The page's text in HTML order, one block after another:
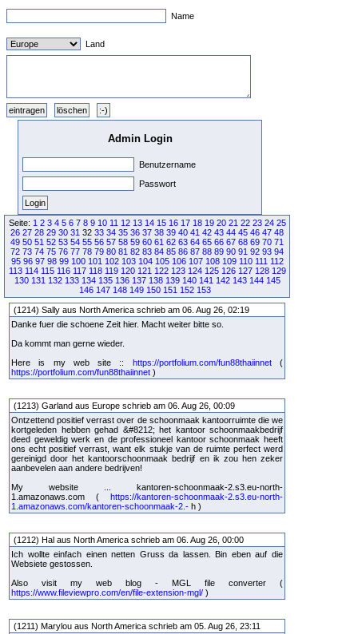
Name
Land
Admin Login
Benutzername
Passwort
Seite: 1 2 3 4 5 6 7 8 9 10 11 12 13 14 15 16 17 18 19 20 21 22 23 24 25
26 27 28 29 30 31 32 33 34 35 36 37 38 39 40 41 42 43 44 45 46 47 48
49 50 51 52 53 54 55 56 57 58 59 60 61 62 63 64 65 66 67 68 69 70 71
72 73 74 75 76 77 78 79 80 81 82 83 84 85 86 87 88 89 90 91 92 93 94
95 96 97 98 99 100 101 102 103 104 105 106 107 108 109 110 111 112
113 114 115 116 117 118 119 120 121 122 123 124 125 126 127 128 129
130 131 132 133 134 135 136 137 138 139 140 141 142 143 144 145
146 147 148 149 150 151 152 153
(1214) Sally aus North America schrieb am 06. Aug 26, 02:19
Danke fuer die schoene Zeit hier. Macht weiter bitte so.
Da kommt man gerne wieder.
Here is my web site :: https://portfolium.com/fun88thaiinnet(
https://portfolium.com/fun88thaiinnet )
(1213) Garland aus Europe schrieb am 06. Aug 26, 00:09
Ontzettend positief verrast over de schoonmaak kantoorruimte die we
kortgeleden hebben gehad &#8212; het kantoor schoonmaakbedrijf
deed geweldig werk en de professioneel kantoor schoonmaak heeft
ons echt positief verrast, want elk stukje van de ruimte perfect werd
gereinigd door het kantoorschoonmaak bedrijf en ik zou hen zeker
aanbevelen aan andere bedrijven!
My website ... kantoren-schoonmaak-2.s3.eu-north-
1.amazonaws.com ( https://kantoren-schoonmaak-2.s3.eu-north-
1.amazonaws.com/kantoren-schoonmaak-2.- h )
(1212) Hal aus North America schrieb am 06. Aug 26, 00:00
Ich wollte einfach einen netten Gruss da lassen. Bin eben auf die
Websiete gestossen.
Also visit my web blog - MGL file converter (
https://www.fileviewpro.com/en/file-extension-mgl/ )
(1211) Marylou aus North America schrieb am 05. Aug 26, 23:11